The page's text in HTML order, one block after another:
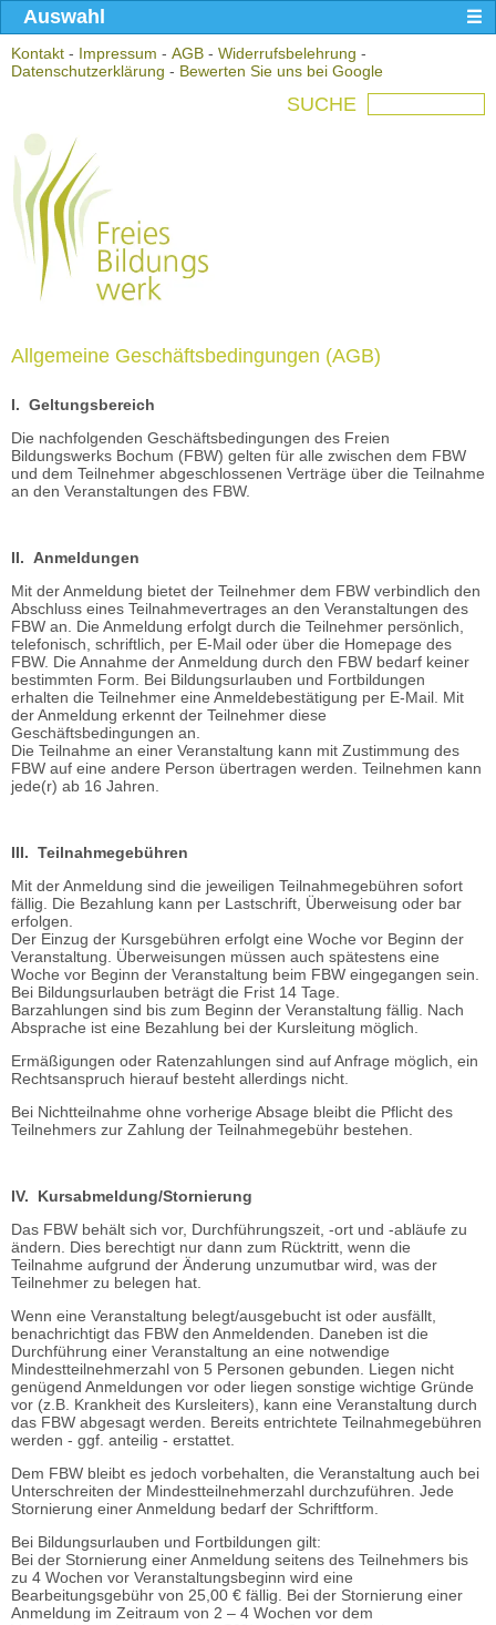
Kontakt - Impressum - AGB - Widerrufsbelehrung -
Datenschutzerklärung - Bewerten Sie uns bei Google
SUCHE
Allgemeine Geschäftsbedingungen (AGB)
I. Geltungsbereich
Die nachfolgenden Geschäftsbedingungen des Freien
Bildungswerks Bochum (FBW) gelten für alle zwischen dem FBW
und dem Teilnehmer abgeschlossenen Verträge über die Teilnahme
an den Veranstaltungen des FBW.
II. Anmeldungen
Mit der Anmeldung bietet der Teilnehmer dem FBW verbindlich den
Abschluss eines Teilnahmevertrages an den Veranstaltungen des
FBW an. Die Anmeldung erfolgt durch die Teilnehmer persönlich,
telefonisch, schriftlich, per E-Mail oder über die Homepage des
FBW. Die Annahme der Anmeldung durch den FBW bedarf keiner
bestimmten Form. Bei Bildungsurlauben und Fortbildungen
erhalten die Teilnehmer eine Anmeldebestätigung per E-Mail. Mit
der Anmeldung erkennt der Teilnehmer diese
Geschäftsbedingungen an.
Die Teilnahme an einer Veranstaltung kann mit Zustimmung des
FBW auf eine andere Person übertragen werden. Teilnehmen kann
jede(r) ab 16 Jahren.
III. Teilnahmegebühren
Mit der Anmeldung sind die jeweiligen Teilnahmegebühren sofort
fällig. Die Bezahlung kann per Lastschrift, Überweisung oder bar
erfolgen.
Der Einzug der Kursgebühren erfolgt eine Woche vor Beginn der
Veranstaltung. Überweisungen müssen auch spätestens eine
Woche vor Beginn der Veranstaltung beim FBW eingegangen sein.
Bei Bildungsurlauben beträgt die Frist 14 Tage.
Barzahlungen sind bis zum Beginn der Veranstaltung fällig. Nach
Absprache ist eine Bezahlung bei der Kursleitung möglich.
Ermäßigungen oder Ratenzahlungen sind auf Anfrage möglich, ein
Rechtsanspruch hierauf besteht allerdings nicht.
Bei Nichtteilnahme ohne vorherige Absage bleibt die Pflicht des
Teilnehmers zur Zahlung der Teilnahmegebühr bestehen.
IV. Kursabmeldung/Stornierung
Das FBW behält sich vor, Durchführungszeit, -ort und -abläufe zu
ändern. Dies berechtigt nur dann zum Rücktritt, wenn die
Teilnahme aufgrund der Änderung unzumutbar wird, was der
Teilnehmer zu belegen hat.
Wenn eine Veranstaltung belegt/ausgebucht ist oder ausfällt,
benachrichtigt das FBW den Anmeldenden. Daneben ist die
Durchführung einer Veranstaltung an eine notwendige
Mindestteilnehmerzahl von 5 Personen gebunden. Liegen nicht
genügend Anmeldungen vor oder liegen sonstige wichtige Gründe
vor (z.B. Krankheit des Kursleiters), kann eine Veranstaltung durch
das FBW abgesagt werden. Bereits entrichtete Teilnahmegebühren
werden - ggf. anteilig - erstattet.
Dem FBW bleibt es jedoch vorbehalten, die Veranstaltung auch bei
Unterschreiten der Mindestteilnehmerzahl durchzuführen. Jede
Stornierung einer Anmeldung bedarf der Schriftform.
Bei Bildungsurlauben und Fortbildungen gilt:
Bei der Stornierung einer Anmeldung seitens des Teilnehmers bis
zu 4 Wochen vor Veranstaltungsbeginn wird eine
Bearbeitungsgebühr von 25,00 € fällig. Bei der Stornierung einer
Anmeldung im Zeitraum von 2 – 4 Wochen vor dem
Auswahl